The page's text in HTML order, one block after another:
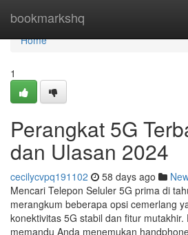
bookmarkshq
Home
Home
1
Perangkat 5G
dan Ulasan 2024
cecilycvpq191102 58 days ago
Mencari Telepon Seluler 5G prima di
merangkum beberapa opsi cemerlang
konektivitas 5G stabil dan fitur mutakhir.
memandu Anda menemukan